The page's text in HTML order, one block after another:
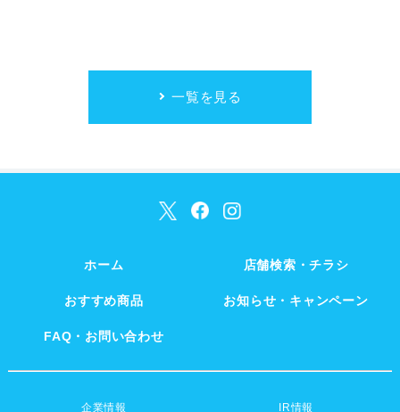
一覧を見る
ホーム 店舗検索・チラシ
おすすめ商品 お知らせ・キャンペーン
FAQ・お問い合わせ
企業情報 IR情報